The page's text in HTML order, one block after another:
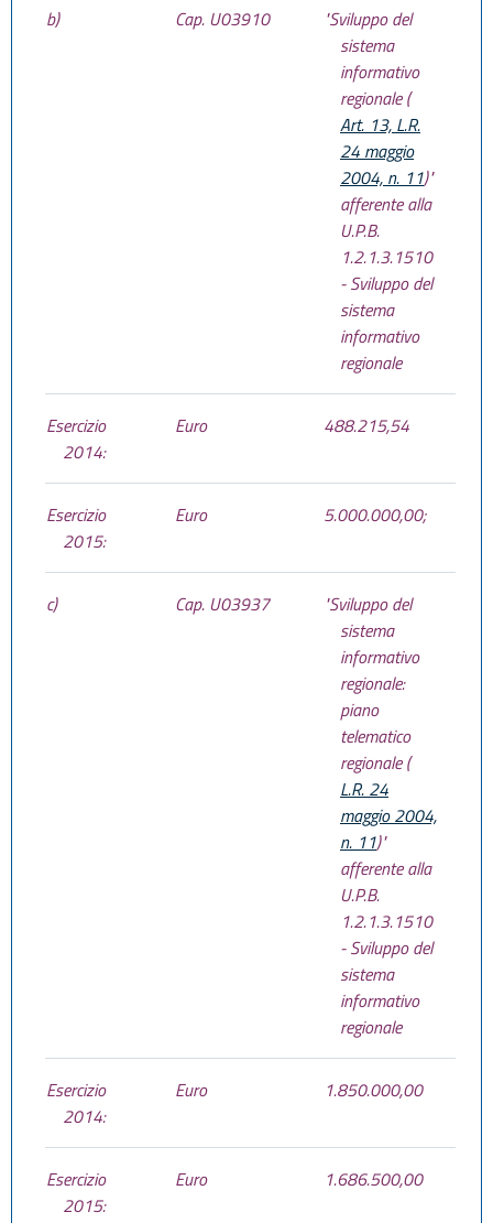
b) Cap. U03910
"Sviluppo del
sistema
informativo
regionale (
Art. 13, L.R.
24 maggio
2004, n. 11)"
afferente alla
U.P.B.
1.2.1.3.1510
- Sviluppo del
sistema
informativo
regionale
Esercizio
2014:
Euro 488.215,54
Esercizio
2015:
Euro 5.000.000,00;
c) Cap. U03937
"Sviluppo del
sistema
informativo
regionale:
piano
telematico
regionale (
L.R. 24
maggio 2004,
n. 11)"
afferente alla
U.P.B.
1.2.1.3.1510
- Sviluppo del
sistema
informativo
regionale
Esercizio
2014:
Euro 1.850.000,00
Esercizio
2015:
Euro 1.686.500,00